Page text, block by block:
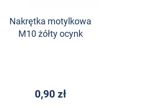
Nakrętka motylkowa
M10 żółty ocynk
0,90 zł